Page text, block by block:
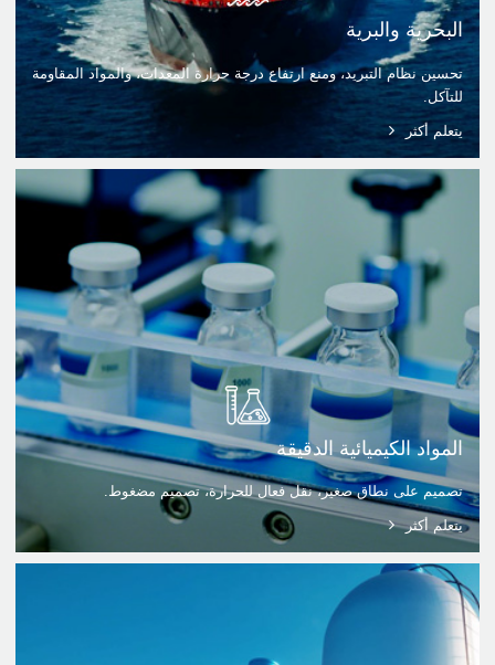
البحرية والبرية
تحسين نظام التبريد، ومنع ارتفاع درجة حرارة المعدات، والمواد المقاومة
للتآكل.
يتعلم أكثر
المواد الكيميائية الدقيقة
تصميم على نطاق صغير، نقل فعال للحرارة، تصميم مضغوط.
يتعلم أكثر